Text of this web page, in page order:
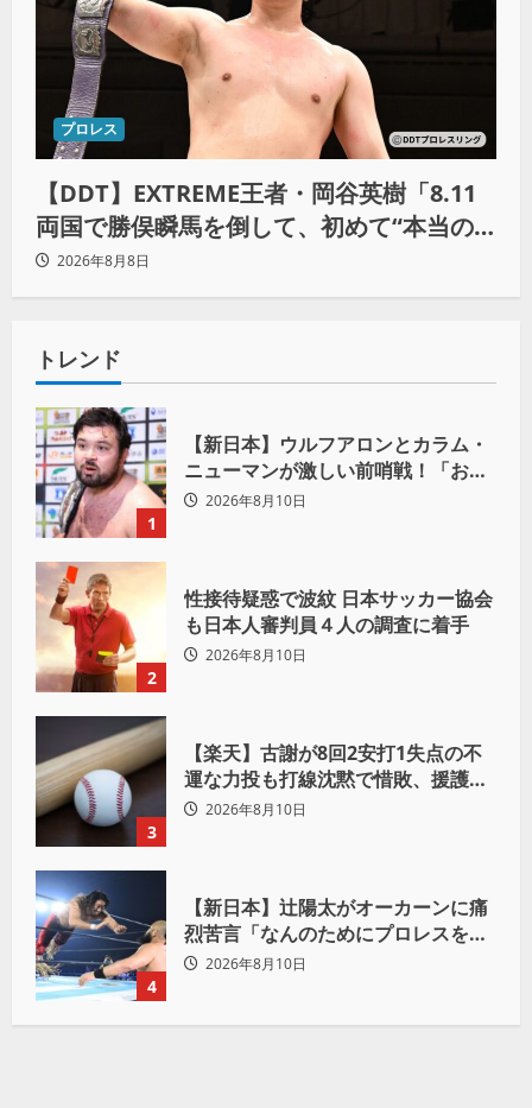
プロレス
【DDT】EXTREME王者・岡谷英樹「8.11
両国で勝俣瞬馬を倒して、初めて“本当の
王者”になれる」
2026年8月8日
トレンド
1
【新日本】ウルフアロンとカラム・
ニューマンが激しい前哨戦！「お前
は俺の胸毛にカラム(絡む)小バエと
2026年8月10日
2
性接待疑惑で波紋 日本サッカー協会
も日本人審判員４人の調査に着手
2026年8月10日
3
【楽天】古謝が8回2安打1失点の不
運な力投も打線沈黙で惜敗、援護な
き左腕にSNSでは同情の声
2026年8月10日
4
【新日本】辻陽太がオーカーンに痛
烈苦言「なんのためにプロレスをや
ってるんだ？」
2026年8月10日